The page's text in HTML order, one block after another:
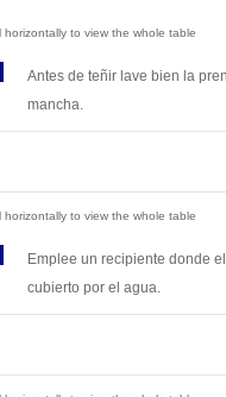
Antes de teñir lave bien la
mancha.
Emplee un recipiente donde
cubierto por el agua.